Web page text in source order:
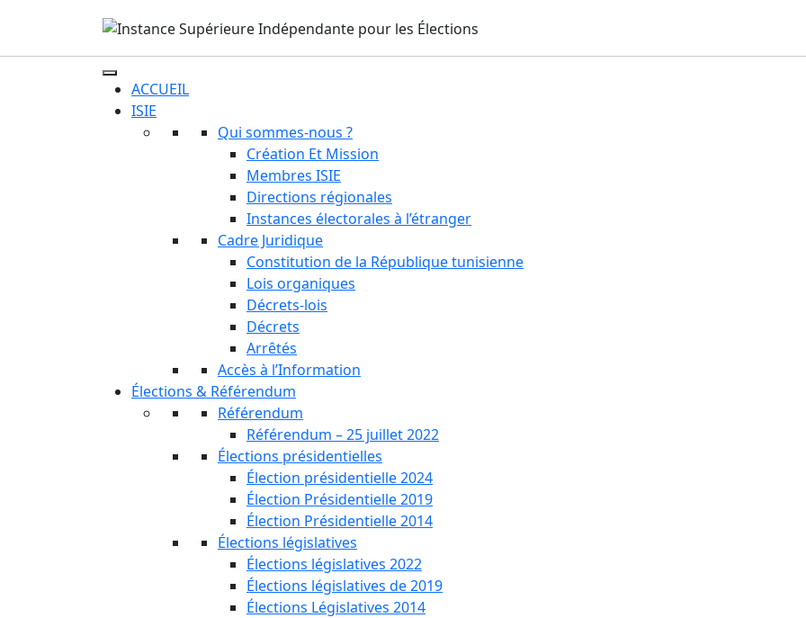
ACCUEIL
ISIE
Qui sommes-nous ?
Création Et Mission
Membres ISIE
Directions régionales
Instances électorales à l’étranger
Cadre Juridique
Constitution de la République tunisienne
Lois organiques
Décrets-lois
Décrets
Arrêtés
Accès à l’Information
Élections & Référendum
Référendum
Référendum – 25 juillet 2022
Élections présidentielles
Élection présidentielle 2024
Élection Présidentielle 2019
Élection Présidentielle 2014
Élections législatives
Élections législatives 2022
Élections législatives de 2019
Élections Législatives 2014